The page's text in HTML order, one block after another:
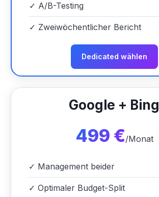
✓ A/B-Testing
✓ Zweiwöchentlicher Bericht
Dedicated wählen
Google + Bing
499 €/Monat
✓ Management beider
✓ Optimaler Budget-Split